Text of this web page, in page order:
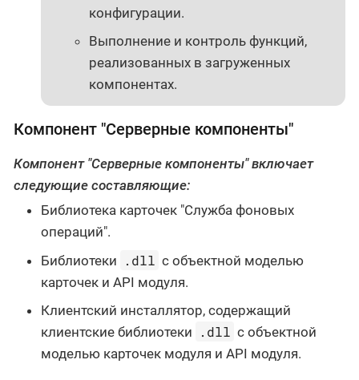
конфигурации.
Выполнение и контроль функций,
реализованных в загруженных
компонентах.
Компонент "Серверные компоненты"
Компонент "Серверные компоненты" включает
следующие составляющие:
Библиотека карточек "Служба фоновых
операций".
Библиотеки
.dll с объектной моделью
карточек и API модуля.
Клиентский инсталлятор, содержащий
клиентские библиотеки
.dll с объектной
моделью карточек модуля и API модуля.